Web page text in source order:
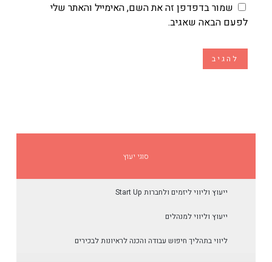
שמור בדפדפן זה את השם, האימייל והאתר שלי
לפעם הבאה שאגיב.
סוגי יעוץ
ייעוץ וליווי ליזמים ולחברות Start Up
ייעוץ וליווי למנהלים
ליווי בתהליך חיפוש עבודה והכנה לראיונות לבכירים